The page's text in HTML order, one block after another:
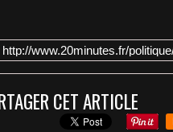
CET ARTICLE